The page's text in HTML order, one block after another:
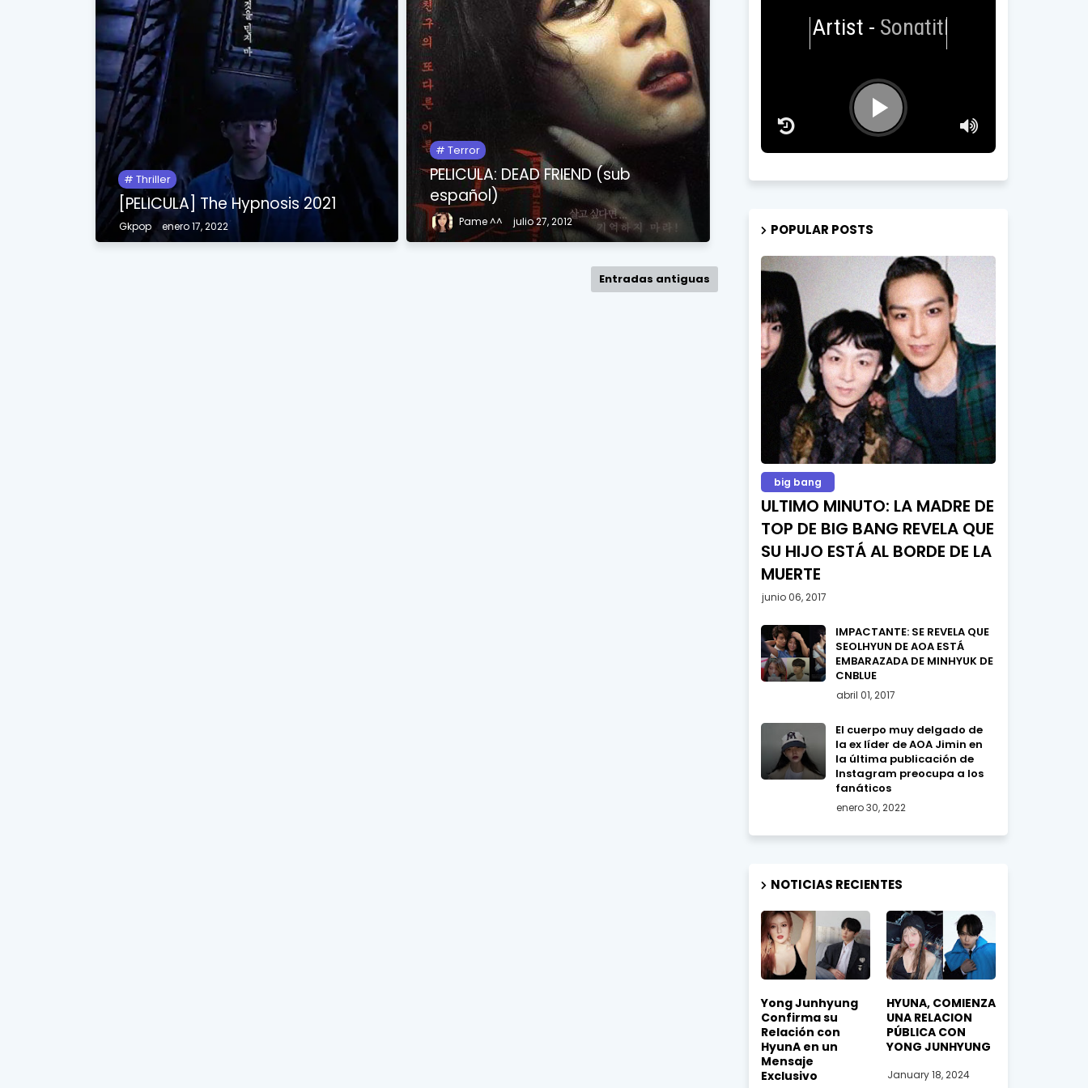
Thriller
[PELICULA] The Hypnosis 2021
Gkpop enero 17, 2022
Terror
PELICULA: DEAD FRIEND (sub
español)
Pame ^^ julio 27, 2012
Entradas antiguas
Artist-Songtitle
POPULAR POSTS
big bang
ULTIMO MINUTO: LA MADRE DE
TOP DE BIG BANG REVELA QUE
SU HIJO ESTÁ AL BORDE DE LA
MUERTE
junio 06, 2017
IMPACTANTE: SE REVELA QUE
SEOLHYUN DE AOA ESTÁ
EMBARAZADA DE MINHYUK DE
CNBLUE
abril 01, 2017
El cuerpo muy delgado de
la ex líder de AOA Jimin en
la última publicación de
Instagram preocupa a los
fanáticos
enero 30, 2022
NOTICIAS RECIENTES
Yong Junhyung
Confirma su
Relación con
HyunA en un
Mensaje
Exclusivo
HYUNA, COMIENZA
UNA RELACION
PÚBLICA CON
YONG JUNHYUNG
January 18, 2024